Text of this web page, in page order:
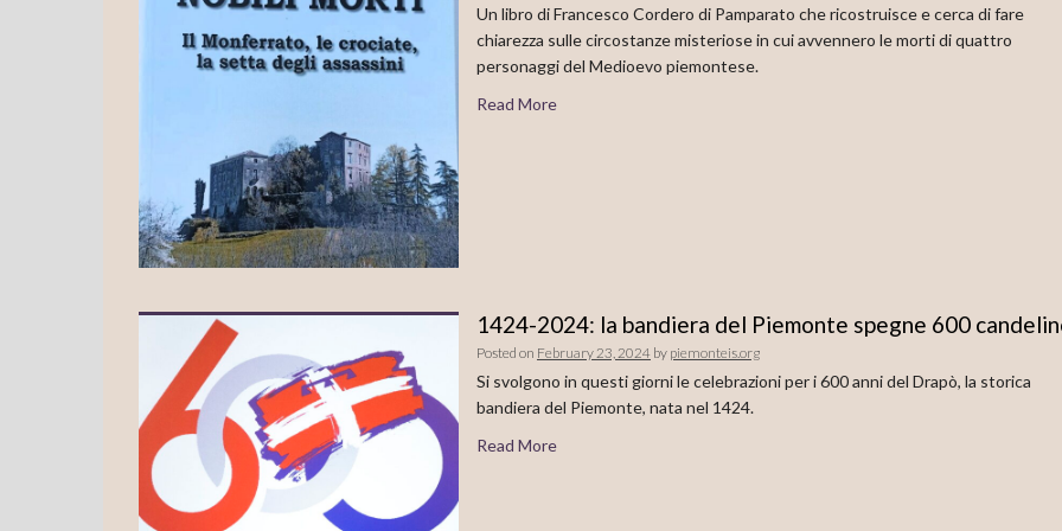
Un libro di Francesco Cordero di Pamparato che ricostruisce e cerca di fare
chiarezza sulle circostanze misteriose in cui avvennero le morti di quattro
personaggi del Medioevo piemontese.
Read More
1424-2024: la bandiera del Piemonte spegne 600
Posted on February 23, 2024 by piemonteis.org
Si svolgono in questi giorni le celebrazioni per i 600 anni del Drapò, la storica
bandiera del Piemonte, nata nel 1424.
Read More